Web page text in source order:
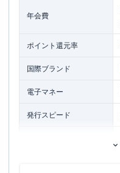
年会費
ポイント還元率
国際ブランド
電子マネー
発行スピード